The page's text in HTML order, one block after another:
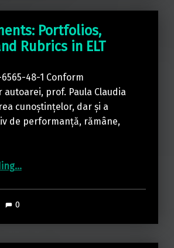
Portfolios,
Rubrics in ELT
48-1 Conform
prof. Paula Claudia
cunoștințelor, dar și a
de performanță, rămâne,
“E-assessments: Portfolios, Quizzes, and Rubrics in ELT”
…
0